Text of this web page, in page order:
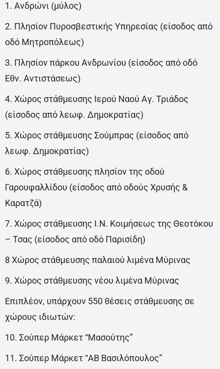
1. Ανδρώνι (μύλος)
2. Πλησίον Πυροσβεστικής Υπηρεσίας (είσοδος από
οδό Μητροπόλεως)
3. Πλησίον πάρκου Ανδρωνίου (είσοδος από οδό
Εθν. Αντιστάσεως)
4. Χώρος στάθμευσης Ιερού Ναού Αγ. Τριάδος
(είσοδος από λεωφ. Δημοκρατίας)
5. Χώρος στάθμευσης Σούμπρας (είσοδος από
λεωφ. Δημοκρατίας)
6. Χώρος στάθμευσης πλησίον της οδού
Γαρουφαλλίδου (είσοδος από οδούς Χρυσής &
Καρατζά)
7. Χώρος στάθμευσης Ι.Ν. Κοιμήσεως της Θεοτόκου
– Τσας (είσοδος από οδό Παρισίδη)
8 Χώρος στάθμευσης παλαιού λιμένα Μύρινας
9. Χώρος στάθμευσης νέου λιμένα Μύρινας
Επιπλέον, υπάρχουν 550 θέσεις στάθμευσης σε
χώρους ιδιωτών:
10. Σούπερ Μάρκετ “Μασούτης”
11. Σούπερ Μάρκετ “ΑΒ Βασιλόπουλος”